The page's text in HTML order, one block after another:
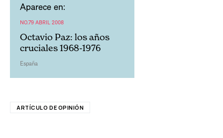
Aparece en:
NO.79 ABRIL 2008
Octavio Paz: los años
cruciales 1968-1976
España
ARTÍCULO DE OPINIÓN